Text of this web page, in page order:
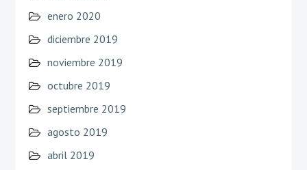
enero 2020
diciembre 2019
noviembre 2019
octubre 2019
septiembre 2019
agosto 2019
abril 2019